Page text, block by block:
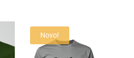
Novo!